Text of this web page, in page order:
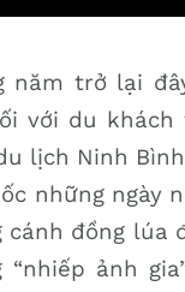
năm trở lại
với du
lịch Ninh
những ngày
cánh đồng lúa
“nhiếp ảnh